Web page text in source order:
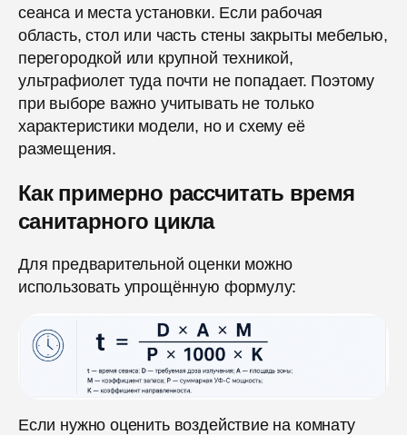
сеанса и места установки. Если рабочая
область, стол или часть стены закрыты мебелью,
перегородкой или крупной техникой,
ультрафиолет туда почти не попадает. Поэтому
при выборе важно учитывать не только
характеристики модели, но и схему её
размещения.
Как примерно рассчитать время
санитарного цикла
Для предварительной оценки можно
использовать упрощённую формулу:
Если нужно оценить воздействие на комнату